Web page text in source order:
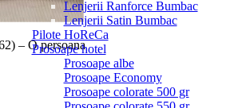
Lenjerii Ranforce Bumbac
Lenjerii Satin Bumbac
Pilote HoReCa
Prosoape hotel
Prosoape albe
Prosoape Economy
Prosoape colorate 500 gr
– O persoana